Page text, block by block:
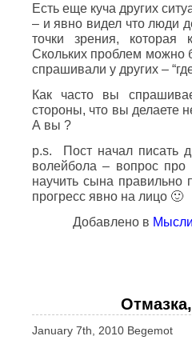
Есть еще куча других
– и явно видел что люди
точки зрения,
Скольких проблем можно
спрашивали у других –
Как часто вы
стороны, что вы делаете
А вы ?
p.s. Пост начал писать
волейбола – вопрос
научить сына правильно
прогресс явно на лицо 🙂
Добавлено в
January 7th, 2010 Begemot